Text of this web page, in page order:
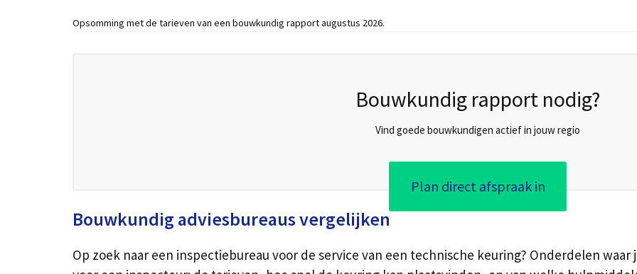
Opsomming met de tarieven van een bouwkundig rapport augustus 2026.
Bouwkundig rapport nodig?
Vind goede bouwkundigen actief in jouw regio
Plan direct afspraak in
Bouwkundig adviesbureaus vergelijken
Op zoek naar een inspectiebureau voor de service van een technische keuring? Onderdelen